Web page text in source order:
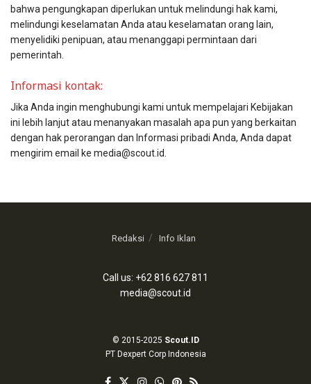
bahwa pengungkapan diperlukan untuk melindungi hak kami,
melindungi keselamatan Anda atau keselamatan orang lain,
menyelidiki penipuan, atau menanggapi permintaan dari
pemerintah.
Informasi kontak:
Jika Anda ingin menghubungi kami untuk mempelajari Kebijakan
ini lebih lanjut atau menanyakan masalah apa pun yang berkaitan
dengan hak perorangan dan Informasi pribadi Anda, Anda dapat
mengirim email ke media@scout.id.
Redaksi Info Iklan
Call us: +62 816 627 811
media@scout.id
© 2015-2025 Scout.ID
PT Dexpert Corp Indonesia